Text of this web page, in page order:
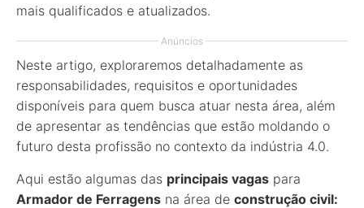
mais qualificados e atualizados.
Anúncios
Neste artigo, exploraremos detalhadamente as
responsabilidades, requisitos e oportunidades
disponíveis para quem busca atuar nesta área, além
de apresentar as tendências que estão moldando o
futuro desta profissão no contexto da indústria 4.0.
Aqui estão algumas das principais vagas para
Armador de Ferragens na área de construção civil: